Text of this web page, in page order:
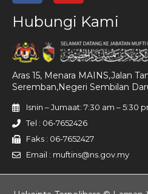
Hubungi Kami
Aras 15, Menara MAINS,Jalan
Seremban,Negeri Sembilan
Isnin – Jumaat: 7:30 am – 5:30
Tel : 06-7652426
Faks : 06-7652427
Email : muftins@ns.gov.my